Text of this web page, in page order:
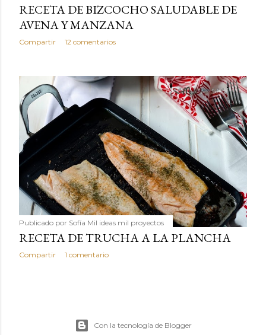
RECETA DE BIZCOCHO SALUDABLE DE
AVENA Y MANZANA
Compartir 12 comentarios
Publicado por Sofía Mil ideas mil proyectos
RECETA DE TRUCHA A LA PLANCHA
Compartir 1 comentario
Con la tecnología de Blogger